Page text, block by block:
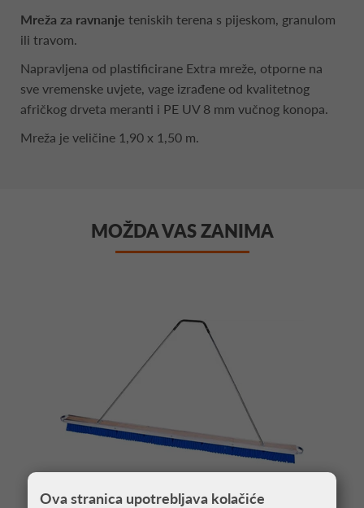
Mreža za ravnanje teniskih terena s pijeskom, granulom
ili travom.
Napravljena od plastificirane Extra mreže, otporne na
sve vremenske uvjete, vage izrađene od kvalitetnog
afričkog drveta meranti i PE UV 8 mm vučnog konopa.
Mreža je veličine 1,90 x 1,50 m.
MOŽDA VAS ZANIMA
Ova stranica upotrebljava kolačiće